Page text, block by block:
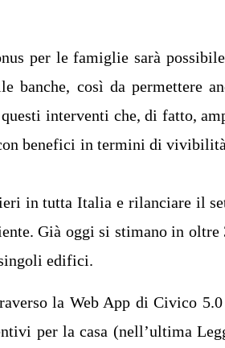
per le famiglie sarà
banche, così da permettere
interventi che, di fatto,
benefici in termini di
in tutta Italia e rilanciare il
Già oggi si stimano in
edifici.
la Web App di Civico 5.0
per la casa (nell’ultima